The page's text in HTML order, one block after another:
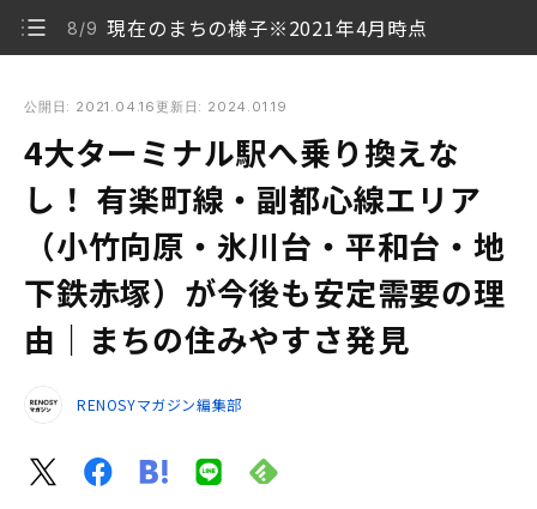
8/9 現在のまちの様子※2021年4月時点
（小竹向原・氷川台・平和台・地下鉄赤塚）が今後も安定需要
1/9
ターミナル4駅に乗り換えなし！ 隠れ好アクセス路線
とは？
2/9 再開発が進む池袋・新宿・渋谷・東京
池袋駅（有楽町線・副都心線）の再開発状況
5/9
6/9 有楽町駅（有楽町線）の再開発状況
公開日: 2021.04.16 更新日: 2024.01.19
4大ターミナル駅へ乗り換えな
し！ 有楽町線・副都心線エリア
（小竹向原・氷川台・平和台・地
下鉄赤塚）が今後も安定需要の理
由｜まちの住みやすさ発見
RENOSYマガジン編集部